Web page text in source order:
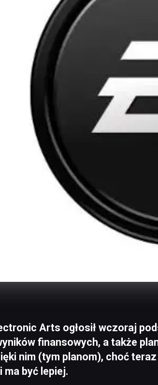
Arts ogłosił wczoraj
finansowych, a także
nim (tym planom), choć
ma być lepiej.